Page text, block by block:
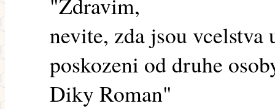
nevite, zda jsou
poskozeni od druhe
Diky Roman"